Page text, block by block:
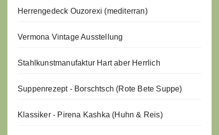
Herrengedeck Ouzorexi (mediterran)
Vermona Vintage Ausstellung
Stahlkunstmanufaktur Hart aber Herrlich
Suppenrezept - Borschtsch (Rote Bete Suppe)
Klassiker - Pirena Kashka (Huhn & Reis)